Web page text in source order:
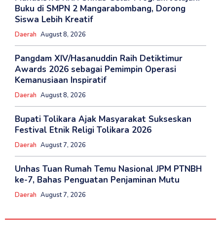
Buku di SMPN 2 Mangarabombang, Dorong
Siswa Lebih Kreatif
Daerah August 8, 2026
Pangdam XIV/Hasanuddin Raih Detiktimur
Awards 2026 sebagai Pemimpin Operasi
Kemanusiaan Inspiratif
Daerah August 8, 2026
Bupati Tolikara Ajak Masyarakat Sukseskan
Festival Etnik Religi Tolikara 2026
Daerah August 7, 2026
Unhas Tuan Rumah Temu Nasional JPM PTNBH
ke-7, Bahas Penguatan Penjaminan Mutu
Daerah August 7, 2026